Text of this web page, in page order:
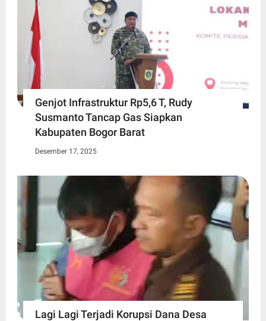
Genjot Infrastruktur Rp5,6 T, Rudy
Susmanto Tancap Gas Siapkan
Kabupaten Bogor Barat
Desember 17, 2025
Lagi Lagi Terjadi Korupsi Dana Desa